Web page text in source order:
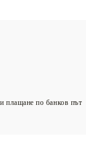
плащане по банков път